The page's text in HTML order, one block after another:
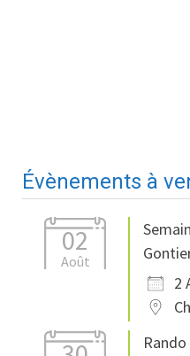
Évènements à
02
Août
2